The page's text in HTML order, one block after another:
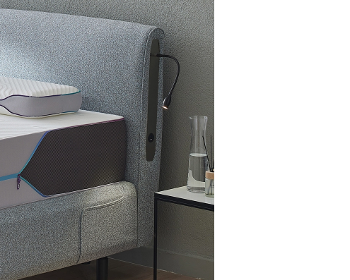
eşit şekilde dağıtarak omuz, sırt ve bel
destekleyen yapılar oluşturur.
Esnek yapısı, yatak üzerinde
bile destek sağlayarak vücut
maksimum konfor sağlar.
kadar sert ama aynı
uyum sağlayacak kadar
giderilmesine katkı sağlar.
uyku sırasındaki dönüş
etkilenmemelerini sağlar.
eksiklğini azaltarak, kaslarda
uzaklaştırır.
ve Ekstra Konfor